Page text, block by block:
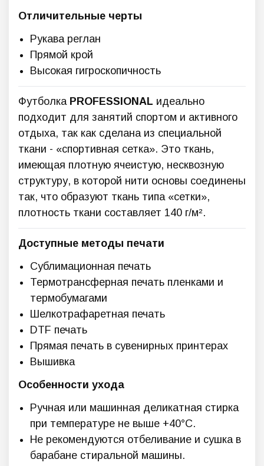
Отличительные черты
Рукава реглан
Прямой крой
Высокая гигроскопичность
Футболка PROFESSIONAL идеально
подходит для занятий спортом и активного
отдыха, так как сделана из специальной
ткани - «спортивная сетка». Это ткань,
имеющая плотную ячеистую, несквозную
структуру, в которой нити основы соединены
так, что образуют ткань типа «сетки»,
плотность ткани составляет 140 г/м².
Доступные методы печати
Сублимационная печать
Термотрансферная печать пленками и
термобумагами
Шелкотрафаретная печать
DTF печать
Прямая печать в сувенирных принтерах
Вышивка
Особенности ухода
Ручная или машинная деликатная стирка
при температуре не выше +40°C.
Не рекомендуются отбеливание и сушка в
барабане стиральной машины.